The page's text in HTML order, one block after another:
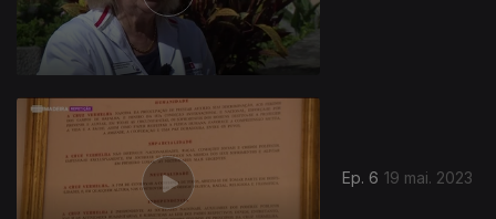
Ep. 6 19 mai. 2023